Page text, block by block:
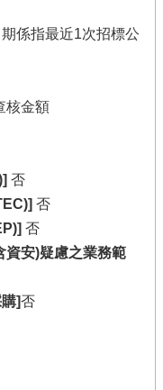
係指最近1次招標公
核金額
否
否
否
資安)疑慮之業務範
]否